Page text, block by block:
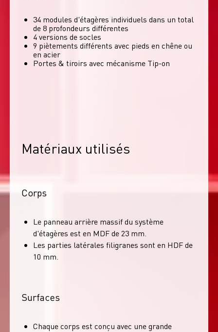
34 modules d'étagères individuels dans un total
de 8 profondeurs différentes
4 versions de socles
9 piètements différents avec pieds en chêne ou
en acier
Portes & tiroirs avec mécanisme Tip-on
Matériaux utilisés
Corps
Le panneau arrière massif du système
d'étagères est en MDF de 23 mm.
Les parties latérales filigranes sont en HDF de
10 mm.
Surfaces
Chaque corps est conçu avec une grande